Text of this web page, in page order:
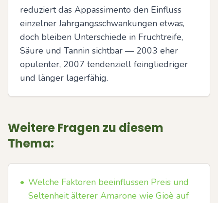
reduziert das Appassimento den Einfluss
einzelner Jahrgangsschwankungen etwas,
doch bleiben Unterschiede in Fruchtreife,
Säure und Tannin sichtbar — 2003 eher
opulenter, 2007 tendenziell feingliedriger
und länger lagerfähig.
Weitere Fragen zu diesem
Thema:
• Welche Faktoren beeinflussen Preis und
Seltenheit älterer Amarone wie Gioè auf